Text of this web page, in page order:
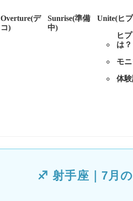
Overture(デ
コ)
Sunrise(準備
中)
Unite(ヒ
ヒ
は？
モ
体
♐︎ 射手座｜7月